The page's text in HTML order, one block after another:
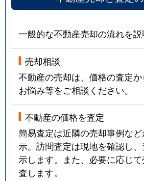
一般的な不動産売却の流れを説
売却相談
不動産の売却は、価格の査定か
お悩み等をご相談ください。
不動産の価格を査定
簡易査定は近隣の売却事例な
示。訪問査定は現地を確認し
示します。また、必要に応じ
査します。